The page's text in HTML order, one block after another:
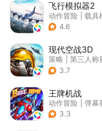
飞行模拟器2
动作冒险
载具
| 飞机
4.6
现代空战3D
策略
第三人称
| 军事
3.7
王牌机战
动作冒险
弹幕
| 空战
3.3